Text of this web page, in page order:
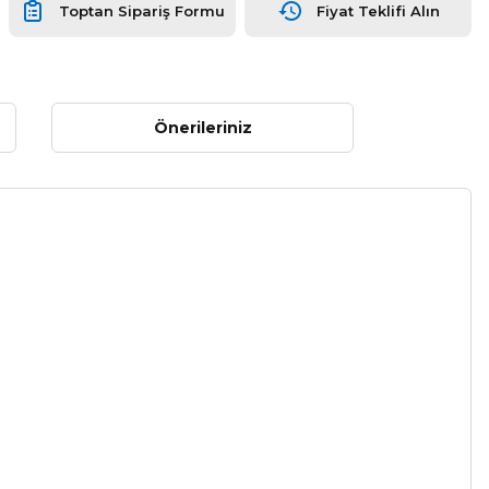
Toptan Sipariş Formu Fiyat Teklifi Alın
Önerileriniz